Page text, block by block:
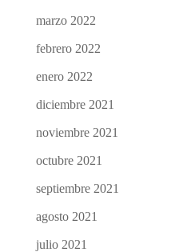
marzo 2022
febrero 2022
enero 2022
diciembre 2021
noviembre 2021
octubre 2021
septiembre 2021
agosto 2021
julio 2021